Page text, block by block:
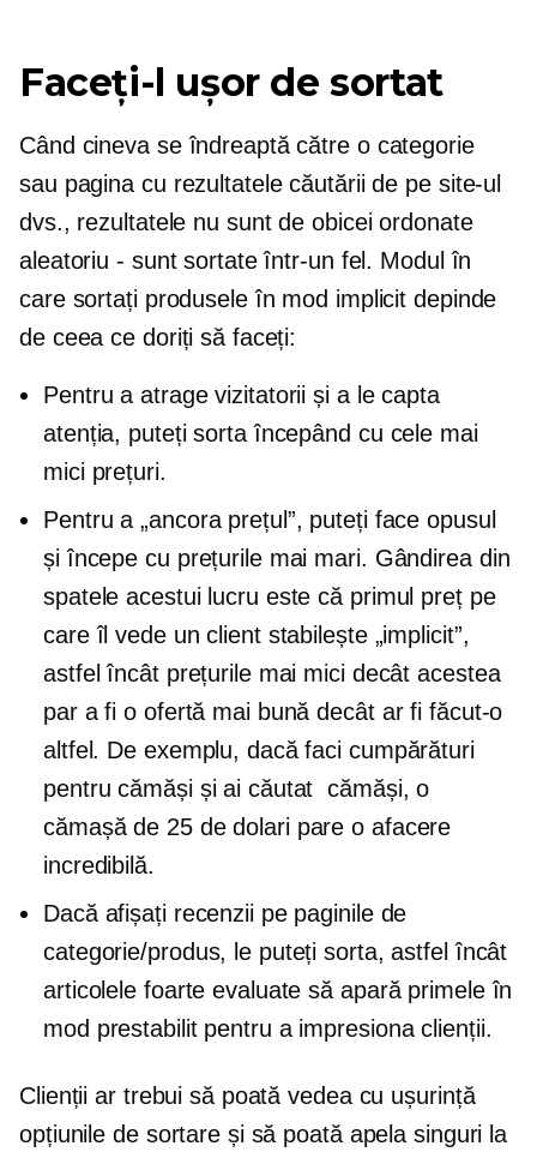
Faceți-l ușor de sortat
Când cineva se îndreaptă către o categorie
sau pagina cu rezultatele căutării de pe site-ul
dvs., rezultatele nu sunt de obicei ordonate
aleatoriu - sunt sortate într-un fel. Modul în
care sortați produsele în mod implicit depinde
de ceea ce doriți să faceți:
Pentru a atrage vizitatorii și a le capta
atenția, puteți sorta începând cu cele mai
mici prețuri.
Pentru a „ancora prețul”, puteți face opusul
și începe cu prețurile mai mari. Gândirea din
spatele acestui lucru este că primul preț pe
care îl vede un client stabilește „implicit”,
astfel încât prețurile mai mici decât acestea
par a fi o ofertă mai bună decât ar fi făcut-o
altfel. De exemplu, dacă faci cumpărături
pentru cămăși și ai căutat cămăși, o
cămașă de 25 de dolari pare o afacere
incredibilă.
Dacă afișați recenzii pe paginile de
categorie/produs, le puteți sorta, astfel încât
articolele foarte evaluate să apară primele în
mod prestabilit pentru a impresiona clienții.
Clienții ar trebui să poată vedea cu ușurință
opțiunile de sortare și să poată apela singuri la